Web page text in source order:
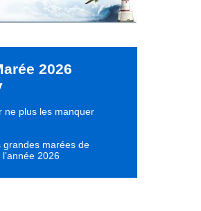
2026
ne plus les manquer
grandes marées de
2026